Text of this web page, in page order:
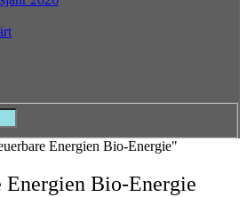
Energien Bio-Energie"
Energien Bio-Energie